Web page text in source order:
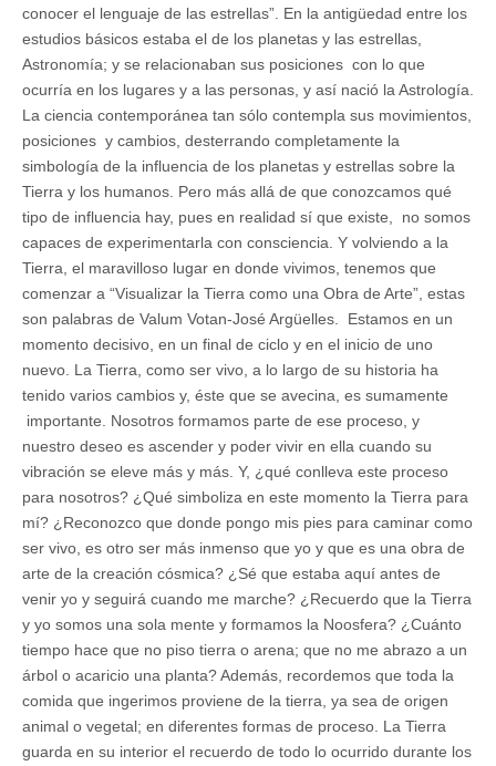
conocer el lenguaje de las estrellas”. En la antigüedad entre los
estudios básicos estaba el de los planetas y las estrellas,
Astronomía; y se relacionaban sus posiciones con lo que
ocurría en los lugares y a las personas, y así nació la Astrología.
La ciencia contemporánea tan sólo contempla sus movimientos,
posiciones y cambios, desterrando completamente la
simbología de la influencia de los planetas y estrellas sobre la
Tierra y los humanos. Pero más allá de que conozcamos qué
tipo de influencia hay, pues en realidad sí que existe, no somos
capaces de experimentarla con consciencia. Y volviendo a la
Tierra, el maravilloso lugar en donde vivimos, tenemos que
comenzar a “Visualizar la Tierra como una Obra de Arte”, estas
son palabras de Valum Votan-José Argüelles. Estamos en un
momento decisivo, en un final de ciclo y en el inicio de uno
nuevo. La Tierra, como ser vivo, a lo largo de su historia ha
tenido varios cambios y, éste que se avecina, es sumamente
importante. Nosotros formamos parte de ese proceso, y
nuestro deseo es ascender y poder vivir en ella cuando su
vibración se eleve más y más. Y, ¿qué conlleva este proceso
para nosotros? ¿Qué simboliza en este momento la Tierra para
mí? ¿Reconozco que donde pongo mis pies para caminar como
ser vivo, es otro ser más inmenso que yo y que es una obra de
arte de la creación cósmica? ¿Sé que estaba aquí antes de
venir yo y seguirá cuando me marche? ¿Recuerdo que la Tierra
y yo somos una sola mente y formamos la Noosfera? ¿Cuánto
tiempo hace que no piso tierra o arena; que no me abrazo a un
árbol o acaricio una planta? Además, recordemos que toda la
comida que ingerimos proviene de la tierra, ya sea de origen
animal o vegetal; en diferentes formas de proceso. La Tierra
guarda en su interior el recuerdo de todo lo ocurrido durante los